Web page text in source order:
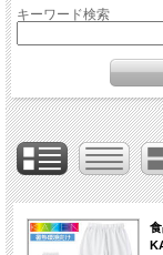
キーワード検索